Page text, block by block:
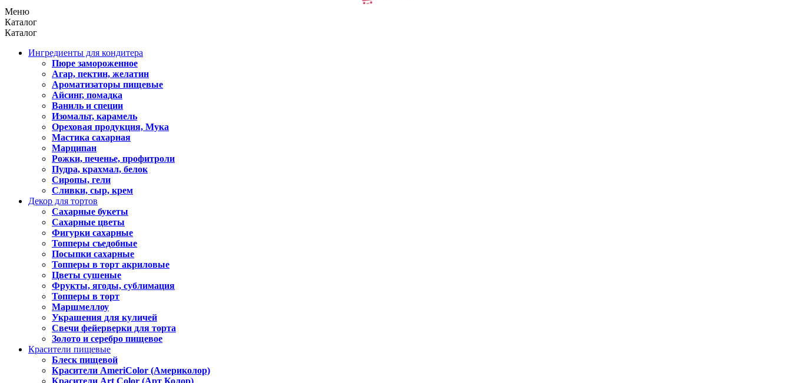
Меню
Каталог
Каталог
Ингредиенты для кондитера
Пюре замороженное
Агар, пектин, желатин
Ароматизаторы пищевые
Айсинг, помадка
Ваниль и специи
Изомальт, карамель
Ореховая продукция, Мука
Мастика сахарная
Марципан
Рожки, печенье, профитроли
Пудра, крахмал, белок
Сиропы, гели
Сливки, сыр, крем
Декор для тортов
Сахарные букеты
Сахарные цветы
Фигурки сахарные
Топперы съедобные
Посыпки сахарные
Топперы в торт акриловые
Цветы сушеные
Фрукты, ягоды, сублимация
Топперы в торт
Маршмеллоу
Украшения для куличей
Свечи фейерверки для торта
Золото и серебро пищевое
Красители пищевые
Блеск пищевой
Красители AmeriColor (Америколор)
Красители Art Color (Арт Колор)